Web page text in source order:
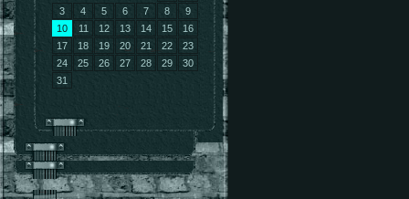
3
4 5 6 7 8
9
10
11 12 13 14 15
16
17
18 19 20 21 22
23
24
25 26 27 28 29
30
31